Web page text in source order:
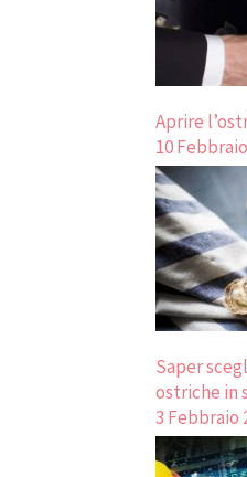
Aprire
10
Saper
ostriche in
3 Febbraio